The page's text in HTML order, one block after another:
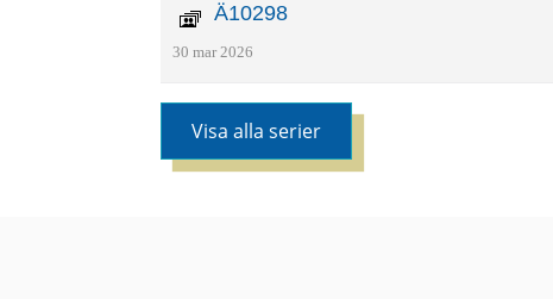
Ä10298
30 mar 2026
Visa alla serier